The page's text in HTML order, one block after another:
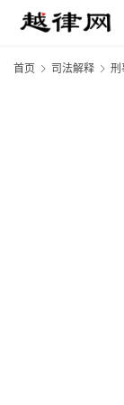
首页 司法解释 刑